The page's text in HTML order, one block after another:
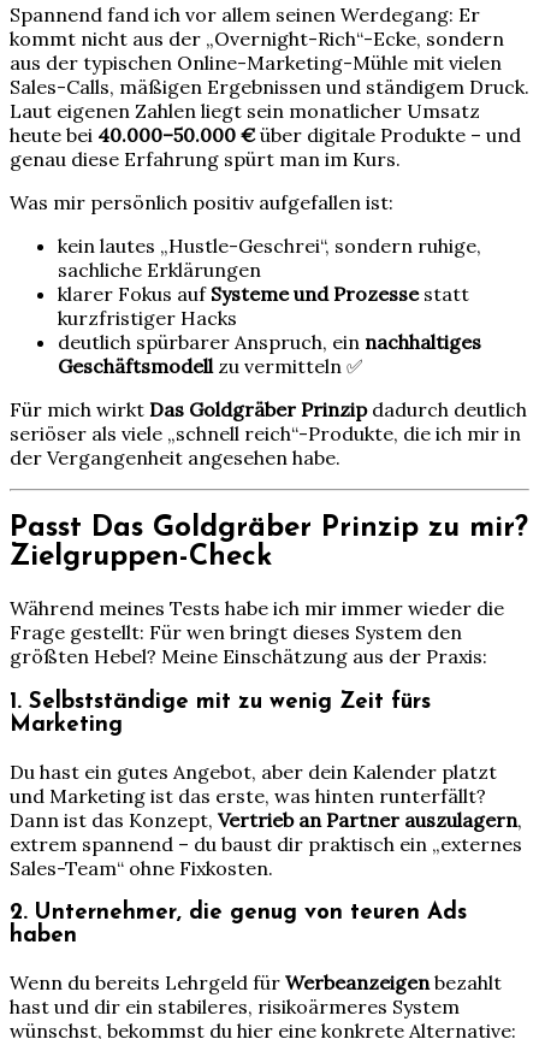
Spannend fand ich vor allem seinen Werdegang: Er
kommt nicht aus der „Overnight-Rich“-Ecke, sondern
aus der typischen Online-Marketing-Mühle mit vielen
Sales-Calls, mäßigen Ergebnissen und ständigem Druck.
Laut eigenen Zahlen liegt sein monatlicher Umsatz
heute bei 40.000–50.000 €über digitale Produkte – und
genau diese Erfahrung spürt man im Kurs.
Was mir persönlich positiv aufgefallen ist:
kein lautes „Hustle-Geschrei“, sondern ruhige,
sachliche Erklärungen
klarer Fokus auf Systeme und Prozessestatt
kurzfristiger Hacks
deutlich spürbarer Anspruch, ein nachhaltiges
Geschäftsmodell zu vermitteln ✅
Für mich wirkt Das Goldgräber Prinzipdadurch deutlich
seriöser als viele „schnell reich“-Produkte, die ich mir in
der Vergangenheit angesehen habe.
Passt Das Goldgräber Prinzip zu mir?
Zielgruppen-Check
Während meines Tests habe ich mir immer wieder die
Frage gestellt: Für wen bringt dieses System den
größten Hebel? Meine Einschätzung aus der Praxis:
1. Selbstständige mit zu wenig Zeit fürs
Marketing
Du hast ein gutes Angebot, aber dein Kalender platzt
und Marketing ist das erste, was hinten runterfällt?
Dann ist das Konzept, Vertrieb an Partner auszulagern,
extrem spannend – du baust dir praktisch ein „externes
Sales-Team“ ohne Fixkosten.
2. Unternehmer, die genug von teuren Ads
haben
Wenn du bereits Lehrgeld für Werbeanzeigenbezahlt
hast und dir ein stabileres, risikoärmeres System
wünschst, bekommst du hier eine konkrete Alternative: